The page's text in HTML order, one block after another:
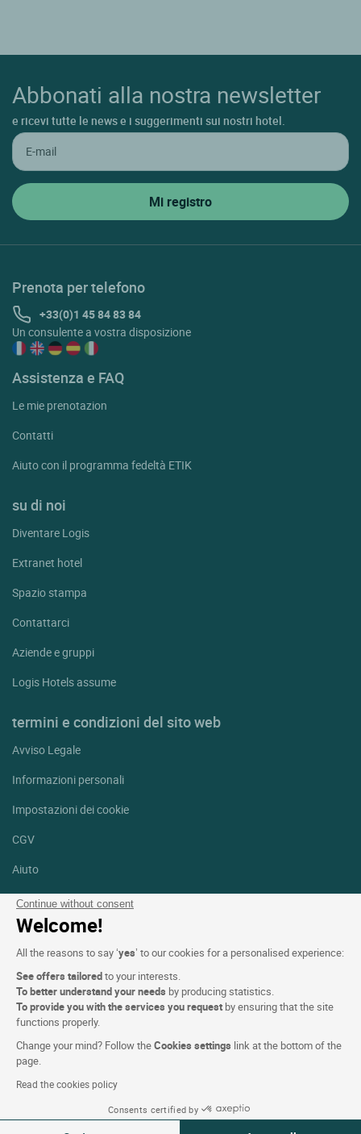
Continue without consent
Welcome!
All the reasons to say ‘yes’ to our cookies for a personalised experience:
See offers tailoredto your interests.
To better understand your needs by producing statistics.
To provide you with the services you request by ensuring that the site
functions properly.
Change your mind? Follow theCookies settings link at the bottom of the
page.
Read the cookies policy
Consents certified by
Abbonati alla nostra newsletter
e ricevi tutte le news e i suggerimenti sui nostri hotel.
Prenota per telefono
+33(0)1 45 84 83 84
Un consulente a vostra disposizione
Assistenza e FAQ
Le mie prenotazion
Contatti
Aiuto con il programma fedeltà ETIK
su di noi
Diventare Logis
Extranet hotel
Spazio stampa
Contattarci
Aziende e gruppi
Logis Hotels assume
termini e condizioni del sito web
Avviso Legale
Informazioni personali
Impostazioni dei cookie
CGV
Aiuto
Mappa del sito
Crediti fotografici
Facebook
Linkedin
Logis Hotels copyright © 2026 Tutti i diritti riservati - CGV. Powered